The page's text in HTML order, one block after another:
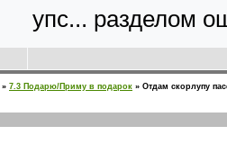
упс... разделом
» 7.3 Подарю/Приму в подарок » Отдам скорлупу